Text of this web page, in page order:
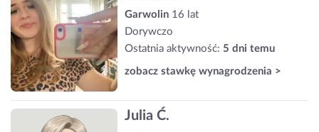
Garwolin 16 lat
Dorywczo
Ostatnia aktywność: 5 dni temu
zobacz stawkę wynagrodzenia >
Julia Ć.